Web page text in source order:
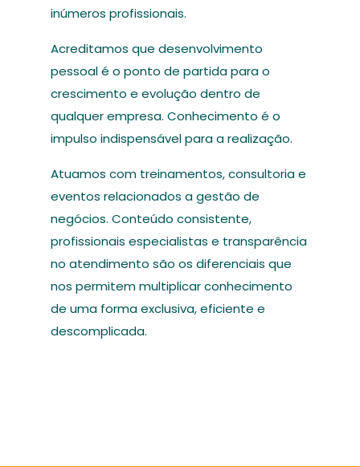
inúmeros profissionais.
Acreditamos que desenvolvimento
pessoal é o ponto de partida para o
crescimento e evolução dentro de
qualquer empresa. Conhecimento é o
impulso indispensável para a realização.
Atuamos com treinamentos, consultoria e
eventos relacionados a gestão de
negócios. Conteúdo consistente,
profissionais especialistas e transparência
no atendimento são os diferenciais que
nos permitem multiplicar conhecimento
de uma forma exclusiva, eficiente e
descomplicada.